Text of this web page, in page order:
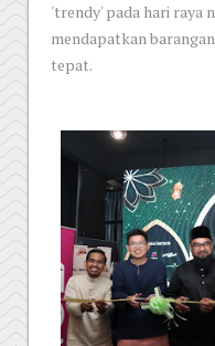
'trendy' pada hari raya
mendapatkan
tepat.